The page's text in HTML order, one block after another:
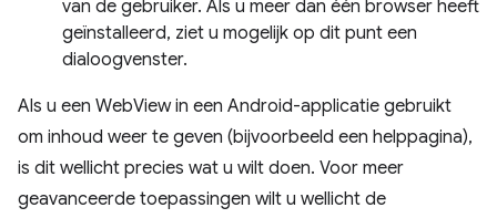
van de gebruiker. Als u meer dan één browser heeft
geïnstalleerd, ziet u mogelijk op dit punt een
dialoogvenster.
Als u een WebView in een Android-applicatie gebruikt
om inhoud weer te geven (bijvoorbeeld een helppagina),
is dit wellicht precies wat u wilt doen. Voor meer
geavanceerde toepassingen wilt u wellicht de